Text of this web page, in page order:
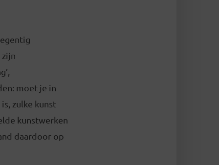
zijn
moet je in
zulke kunst
kunstwerken
daardoor op